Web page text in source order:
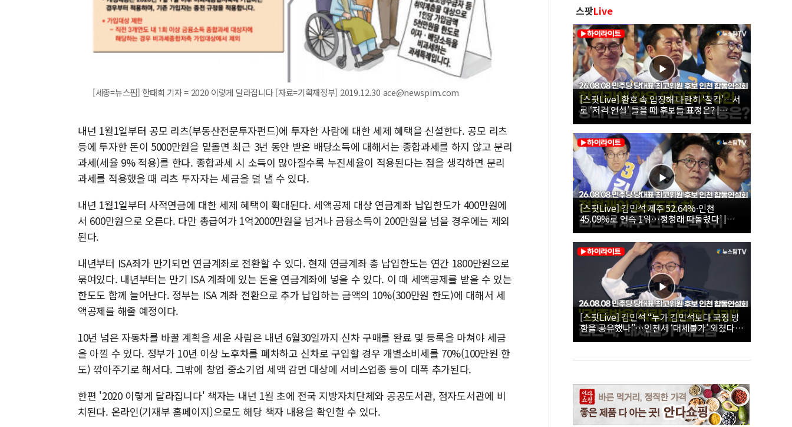
[세종=뉴스핌] 한태희 기자 = 2020 이렇게 달라집니다 [자료=기획재정부] 2019.12.30 ace@newspim.com
내년 1월1일부터 공모 리츠(부동산전문투자펀드)에 투자한 사람에 대한 세제 혜택을 신설한다. 공모 리츠
등에 투자한 돈이 5000만원을 밑돌면 최근 3년 동안 받은 배당소득에 대해서는 종합과세를 하지 않고 분리
과세(세율 9% 적용)를 한다. 종합과세 시 소득이 많아질수록 누진세율이 적용된다는 점을 생각하면 분리
과세를 적용했을 때 리츠 투자자는 세금을 덜 낼 수 있다.
내년 1월1일부터 사적연금에 대한 세제 혜택이 확대된다. 세액공제 대상 연금계좌 납입한도가 400만원에
서 600만원으로 오른다. 다만 총급여가 1억2000만원을 넘거나 금융소득이 200만원을 넘을 경우에는 제외
된다.
내년부터 ISA좌가 만기되면 연금계좌로 전환할 수 있다. 현재 연금계좌 총 납입한도는 연간 1800만원으로
묶여있다. 내년부터는 만기 ISA 계좌에 있는 돈을 연금계좌에 넣을 수 있다. 이 때 세액공제를 받을 수 있는
한도도 함께 늘어난다. 정부는 ISA 계좌 전환으로 추가 납입하는 금액의 10%(300만원 한도)에 대해서 세
액공제를 해줄 예정이다.
10년 넘은 자동차를 바꿀 계획을 세운 사람은 내년 6월30일까지 신차 구매를 완료 및 등록을 마쳐야 세금
을 아낄 수 있다. 정부가 10년 이상 노후차를 폐차하고 신차로 구입할 경우 개별소비세를 70%(100만원 한
도) 깎아주기로 해서다. 그밖에 창업 중소기업 세액 감면 대상에 서비스업종 등이 대폭 추가된다.
한편 '2020 이렇게 달라집니다' 책자는 내년 1월 초에 전국 지방자치단체와 공공도서관, 점자도서관에 비
치된다. 온라인(기재부 홈페이지)으로도 해당 책자 내용을 확인할 수 있다.
스팟Live
[스팟Live] 환호 속 입장해 나란히 ‘찰칵’…서
로 ‘저격 연설’ 들을 때 후보들 표정은? |
26.08.08 더불어민주당 당대표·최고위원 후
보 인천 합동연설회
[스팟Live] 김민석 제주 52.64%·인천
45.09%로 연속 1위…정청래 따돌렸다’ |
26.08.08 더불어민주당 당대표·최고위원 후
보 인천 합동연설회
[스팟Live] 김민석 “누가 김민석보다 국정 방
향을 공유했나”…인천서 ‘대체불가’ 외쳤다 |
26.08.08 더불어민주당 당대표·최고위원 후